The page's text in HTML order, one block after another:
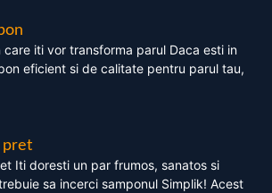
iti vor transforma parul Daca esti in
eficient si de calitate pentru parul tau,
pret
Iti doresti un par frumos, sanatos si
sa incerci samponul Simplik! Acest